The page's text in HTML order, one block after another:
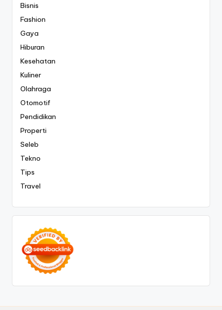
Bisnis
Fashion
Gaya
Hiburan
Kesehatan
Kuliner
Olahraga
Otomotif
Pendidikan
Properti
Seleb
Tekno
Tips
Travel